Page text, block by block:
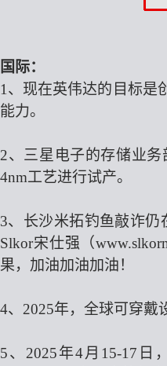
国际：
1、现在英伟达的目标是
能力。
2、三星电子的存储业
4nm工艺进行试产。
3、长沙米拓钓鱼敲诈
Slkor宋仕强（
果，加油加油加油！
4、2025年，全球可穿戴
5、2025年4月15-17日